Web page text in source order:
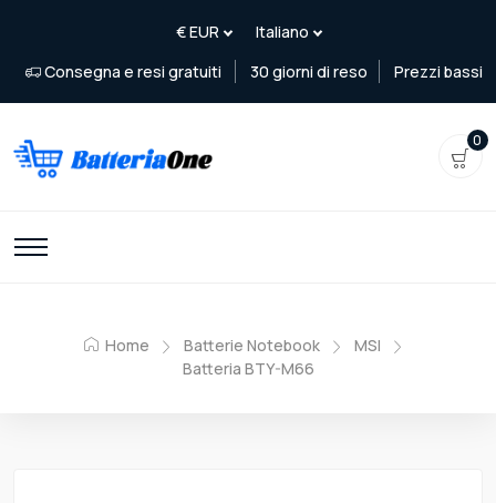
Consegna e resi gratuiti 30 giorni di reso Prezzi bassi
0
Home Batterie Notebook
MSI
Batteria BTY-M66